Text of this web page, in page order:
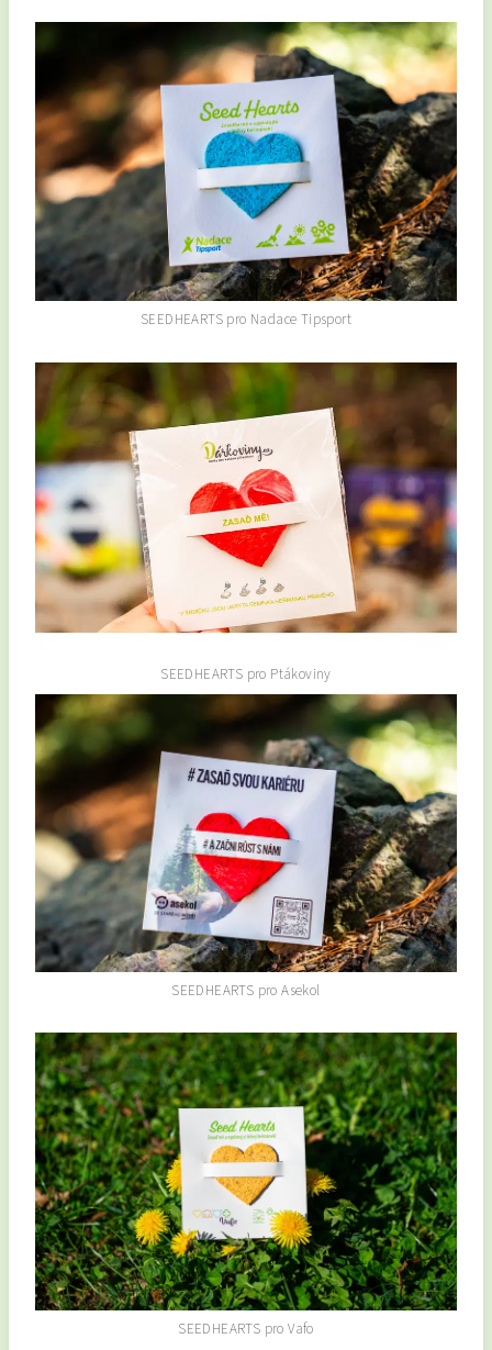
SEEDHEARTS pro Nadace Tipsport
SEEDHEARTS pro Ptákoviny
SEEDHEARTS pro Asekol
SEEDHEARTS pro Vafo